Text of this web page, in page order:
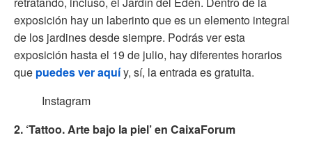
exposición hay un laberinto que es un elemento integral
de los jardines desde siempre. Podrás ver esta
exposición hasta el 19 de julio, hay diferentes horarios
que puedes ver aquíy, sí, la entrada es gratuita.
Instagram
2. ‘Tattoo. Arte bajo la piel’ en CaixaForum